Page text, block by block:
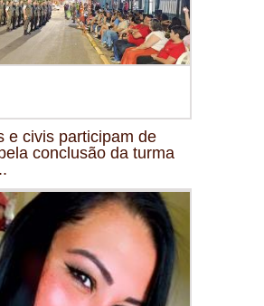
e civis participam de
conclusão da turma